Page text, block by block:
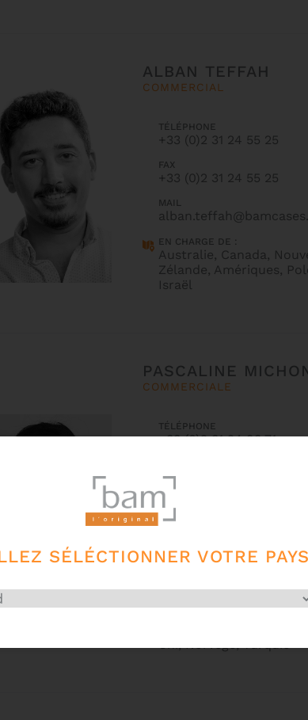
SÉLÉCTIONNER VOTRE PAYS
ALBAN TEFFAH
COMMERCIAL
TÉLÉPHONE
+33 (0)2 31 24 55 25
FAX
+33 (0)2 31 24 55 25
MAIL
EN CHARGE DE :
Australie, Canada,
Zélande, Amériques,
Israël
PASCALINE
COMMERCIALE
TÉLÉPHONE
+33 (0)2 31 24 93 71
+33 (0)2 31 24 93 71
Allemagne, Autriche,
Japon, Luxemburg,
Uni, Norvège, Turquie